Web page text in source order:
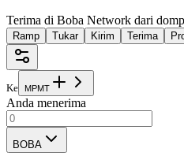
Terima di Boba Network dari
Ramp Tukar Kirim Terima
Ke MPMT
Anda menerima
BOBA